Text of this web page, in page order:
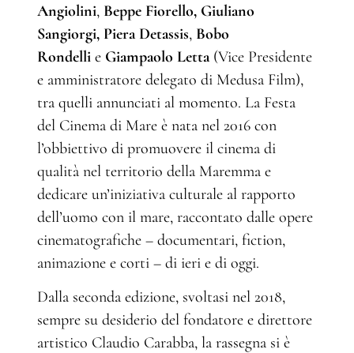
Angiolini, Beppe Fiorello, Giuliano
Sangiorgi, Piera Detassis, Bobo
Rondelli e Giampaolo Letta(Vice Presidente
e amministratore delegato di Medusa Film),
tra quelli annunciati al momento. La Festa
del Cinema di Mare è nata nel 2016 con
l’obbiettivo di promuovere il cinema di
qualità nel territorio della Maremma e
dedicare un’iniziativa culturale al rapporto
dell’uomo con il mare, raccontato dalle opere
cinematografiche – documentari, fiction,
animazione e corti – di ieri e di oggi.
Dalla seconda edizione, svoltasi nel 2018,
sempre su desiderio del fondatore e direttore
artistico Claudio Carabba, la rassegna si è